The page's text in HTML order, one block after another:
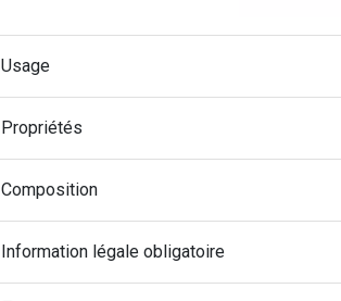
Usage
Propriétés
Composition
Information légale obligatoire